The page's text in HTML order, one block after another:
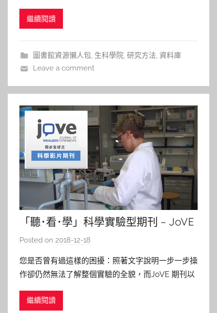
a
l
稱JoVE)成立於2006年，為第一個以影音方式呈現研
繼續閱讀
圖書館資源懶人包, 生科學院, 研究方法, 資料庫
Leave a comment
「聽･看･學」科學實驗型期刊 ~ JoVE
Posted on 2018-12-18
s
h
您是否曾有過這樣的困擾：照著文字說明一步一步操
作卻仍然無法了解整個實驗的全貌，而JoVE 期刊以
驟與技術，解決以文字為主的期刊，無法達到的效
繼續閱讀